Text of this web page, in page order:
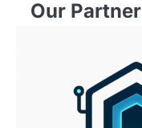
Our Partner